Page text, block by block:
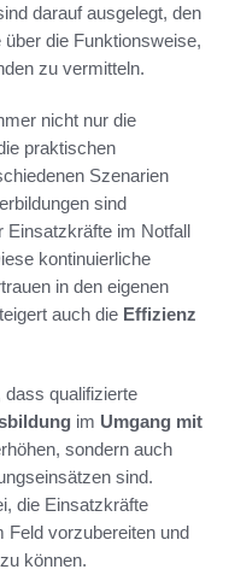
darauf ausgelegt, den
die Funktionsweise,
zu vermitteln.
nicht nur die
praktischen
Szenarien
sind
Einsatzkräfte im Notfall
kontinuierliche
in den eigenen
auch die Effizienz
qualifizierte
im Umgang mit
sondern auch
sind.
die Einsatzkräfte
Feld vorzubereiten und
können.